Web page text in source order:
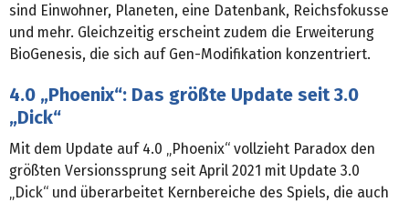
sind Einwohner, Planeten, eine Datenbank, Reichsfokusse
und mehr. Gleichzeitig erscheint zudem die Erweiterung
BioGenesis, die sich auf Gen-Modifikation konzentriert.
4.0 „Phoenix“: Das größte Update seit 3.0
„Dick“
Mit dem Update auf 4.0 „Phoenix“ vollzieht Paradox den
größten Versionssprung seit April 2021 mit Update 3.0
„Dick“ und überarbeitet Kernbereiche des Spiels, die auch